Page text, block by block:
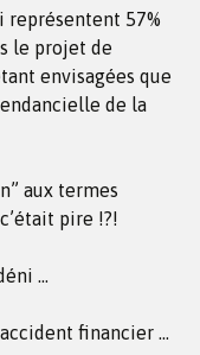
représentent 57%
le projet de
envisagées que
de la
aux termes
pire !?!
…
financier …